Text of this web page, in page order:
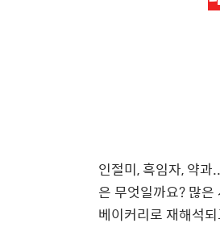
인절미, 흑임자, 약
은 무엇일까요? 많
베이커리로 재해석